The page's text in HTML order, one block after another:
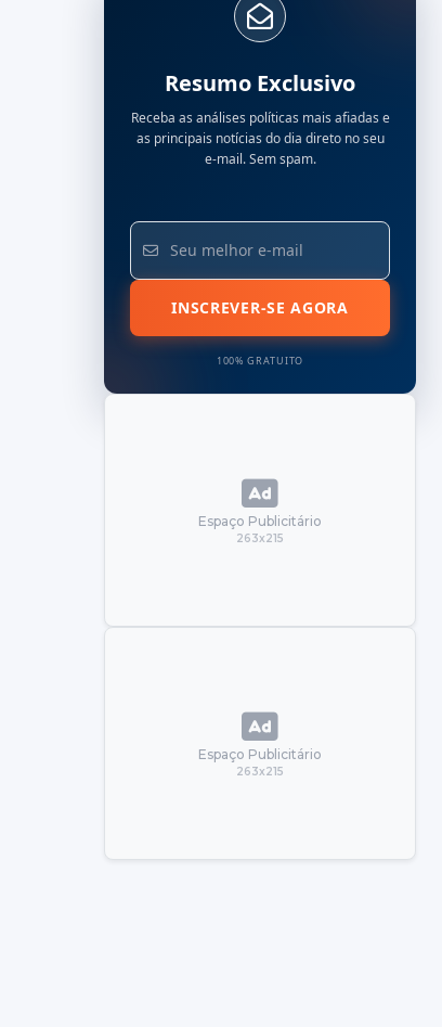
Resumo Exclusivo
Receba as análises políticas mais afiadas e
as principais notícias do dia direto no seu
e-mail. Sem spam.
INSCREVER-SE AGORA
100% GRATUITO
Espaço Publicitário
263x215
Espaço Publicitário
263x215